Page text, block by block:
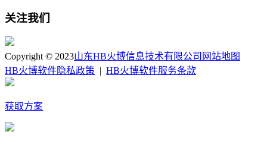
关注我们
Copyright © 2023山东HB火博信息技术有限公司 网站地图
HB火博软件隐私政策 | HB火博软件服务条款
获取方案